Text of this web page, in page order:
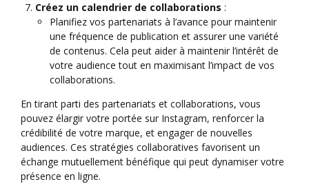
Créez un calendrier de collaborations :
Planifiez vos partenariats à l’avance pour maintenir
une fréquence de publication et assurer une variété
de contenus. Cela peut aider à maintenir l’intérêt de
votre audience tout en maximisant l’impact de vos
collaborations.
En tirant parti des partenariats et collaborations, vous
pouvez élargir votre portée sur Instagram, renforcer la
crédibilité de votre marque, et engager de nouvelles
audiences. Ces stratégies collaboratives favorisent un
échange mutuellement bénéfique qui peut dynamiser votre
présence en ligne.